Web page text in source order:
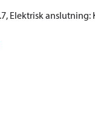
Elektrisk anslutning: